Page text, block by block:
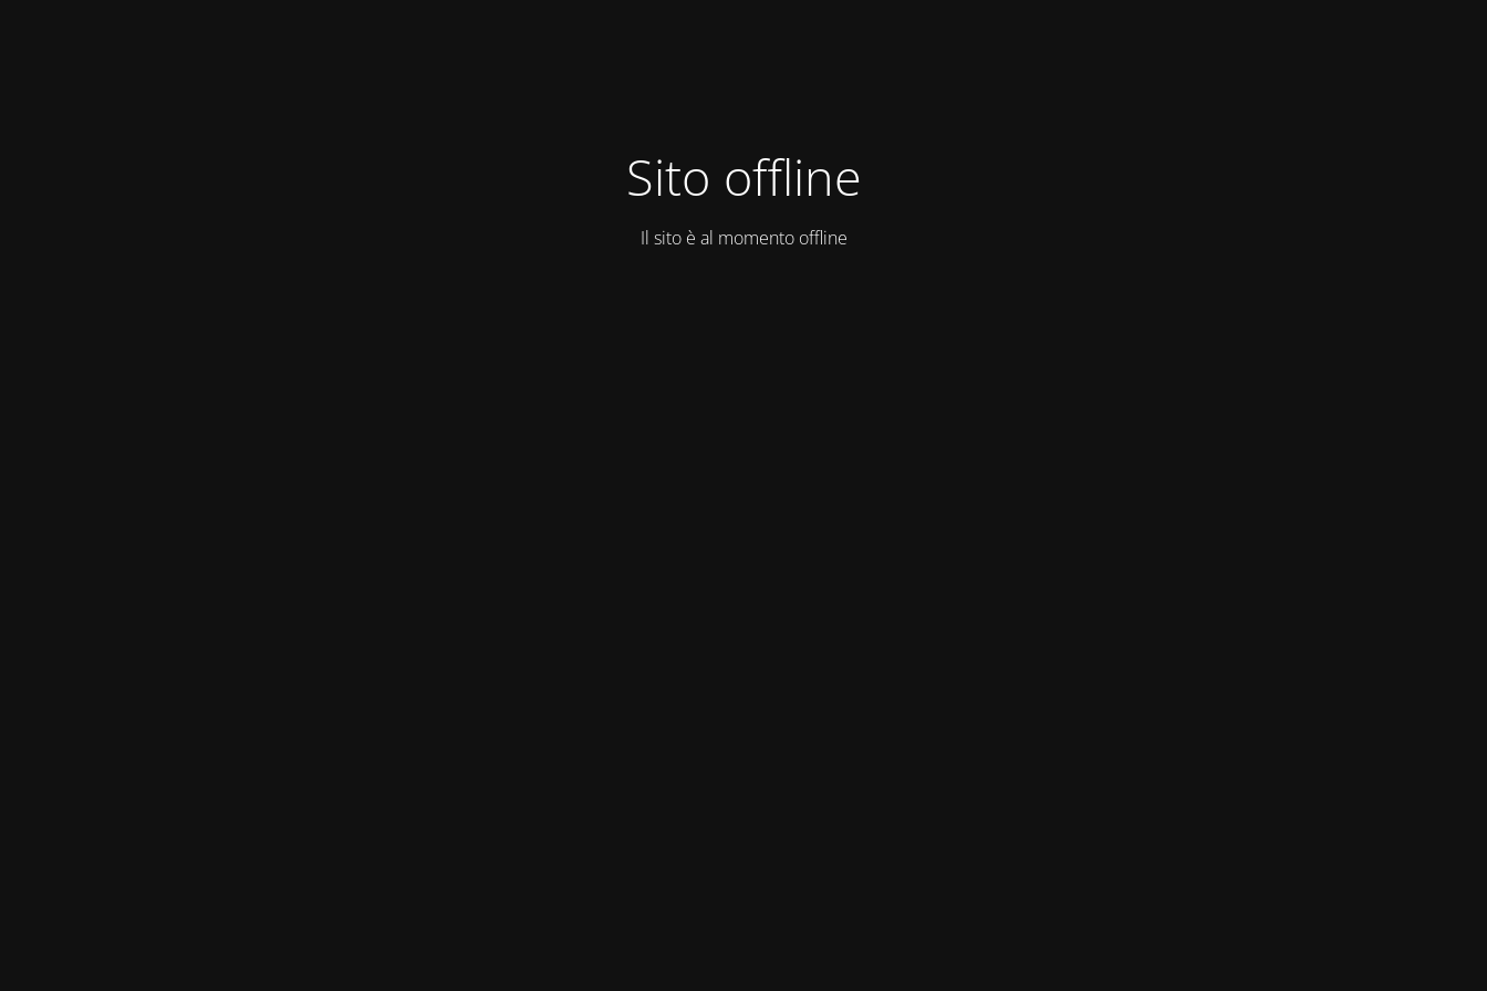
Sito offline
Il sito è al momento offline